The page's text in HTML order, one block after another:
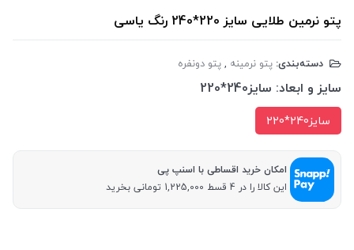
پتو نرمین طلایی سایز 220*240 رنگ یاسی
دسته‌بندی: پتو نرمینه ,پتو دونفره
سایز و ابعاد: سایز240*220
سایز240*220
امکان خرید اقساطی با اسنپ پی
این کالا را در 4 قسط 1,225,000 تومانی بخرید